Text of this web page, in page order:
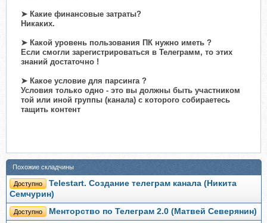
➤ Какие финансовые затраты?
Никаких.
➤ Какой уровень пользования ПК нужно иметь ?
Если смогли зарегистрироваться в Телеграмм, то этих
знаний достаточно !
➤ Какое условие для парсинга ?
Условия только одно - это вы должны быть участником
той или иной группы (канала) с которого собираетесь
тащить контент
Похожие складчины
Доступно
Telestart. Создание телеграм канала (Никита
Семчурин)
Доступно Менторство по Телеграм 2.0 (Матвей Северянин)